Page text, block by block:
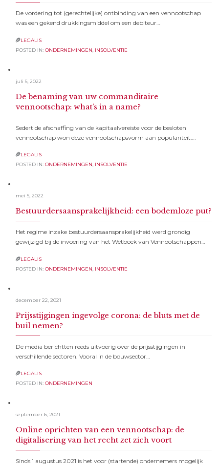
De vordering tot (gerechtelijke) ontbinding van een vennootschap
was een gekend drukkingsmiddel om een debiteur…
LEGALIS
POSTED IN: ONDERNEMINGEN, INSOLVENTIE
juli 5, 2022
De benaming van uw commanditaire
vennootschap: what’s in a name?
Sedert de afschaffing van de kapitaalvereiste voor de besloten
vennootschap won deze vennootschapsvorm aan populariteit….
LEGALIS
POSTED IN: ONDERNEMINGEN, INSOLVENTIE
mei 5, 2022
Bestuurdersaansprakelijkheid: een bodemloze put?
Het regime inzake bestuurdersaansprakelijkheid werd grondig
gewijzigd bij de invoering van het Wetboek van Vennootschappen…
LEGALIS
POSTED IN: ONDERNEMINGEN INSOLVENTIE
december 22, 2021
Prijsstijgingen ingevolge corona: de bluts met de
buil nemen?
De media berichtten reeds uitvoerig over de prijsstijgingen in
verschillende sectoren. Vooral in de bouwsector…
LEGALIS
POSTED IN: ONDERNEMINGEN
september 6, 2021
Online oprichten van een vennootschap: de
digitalisering van het recht zet zich voort
Sinds 1 augustus 2021 is het voor (startende) ondernemers mogelijk